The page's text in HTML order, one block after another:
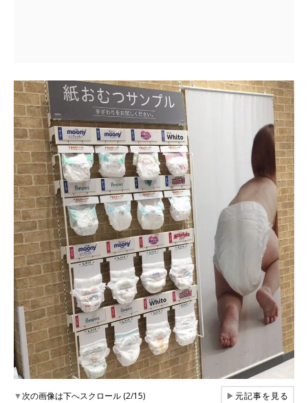
▼次の画像は下へスクロール (2/15) ▶元記事を見る